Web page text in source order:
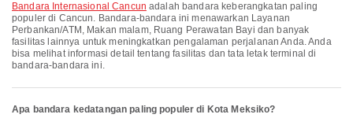
Bandara Internasional Cancun adalah bandara keberangkatan paling
populer di Cancun. Bandara-bandara ini menawarkan Layanan
Perbankan/ATM, Makan malam, Ruang Perawatan Bayi dan banyak
fasilitas lainnya untuk meningkatkan pengalaman perjalanan Anda. Anda
bisa melihat informasi detail tentang fasilitas dan tata letak terminal di
bandara-bandara ini.
Apa bandara kedatangan paling populer di Kota Meksiko?